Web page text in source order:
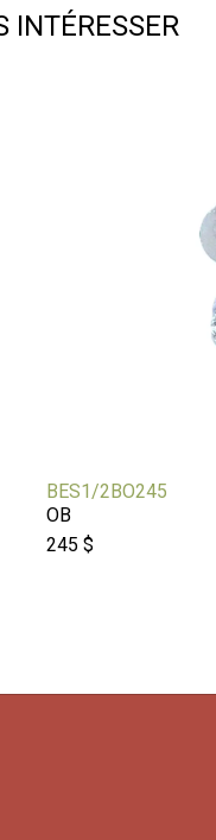
INTÉRESSER
BES1/2BO245
OB
245 $